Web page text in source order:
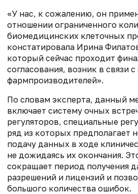
«У нас, к сожалению, он
отношении ограниченного
биомедицинских клеточных
констатировала Ирина
который сейчас проходит
согласования, возник в связи
фармпроизводителей».
По словам эксперта, данный
включает систему очных
регуляторов, специальные
ряд из которых предполагает
подачу данных в ходе
не дожидаясь их окончания.
сокращает период получения
разрешений и лицензий и
большого количества ошибок.